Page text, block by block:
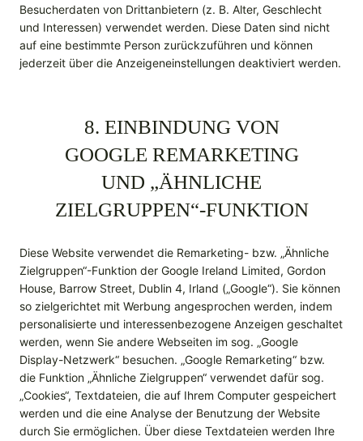
Besucherdaten von Drittanbietern (z. B. Alter, Geschlecht
und Interessen) verwendet werden. Diese Daten sind nicht
auf eine bestimmte Person zurückzuführen und können
jederzeit über die Anzeigeneinstellungen deaktiviert werden.
8. EINBINDUNG VON
GOOGLE REMARKETING
UND „ÄHNLICHE
ZIELGRUPPEN“-FUNKTION
Diese Website verwendet die Remarketing- bzw. „Ähnliche
Zielgruppen“-Funktion der Google Ireland Limited, Gordon
House, Barrow Street, Dublin 4, Irland („Google“). Sie können
so zielgerichtet mit Werbung angesprochen werden, indem
personalisierte und interessenbezogene Anzeigen geschaltet
werden, wenn Sie andere Webseiten im sog. „Google
Display-Netzwerk“ besuchen. „Google Remarketing“ bzw.
die Funktion „Ähnliche Zielgruppen“ verwendet dafür sog.
„Cookies“, Textdateien, die auf Ihrem Computer gespeichert
werden und die eine Analyse der Benutzung der Website
durch Sie ermöglichen. Über diese Textdateien werden Ihre